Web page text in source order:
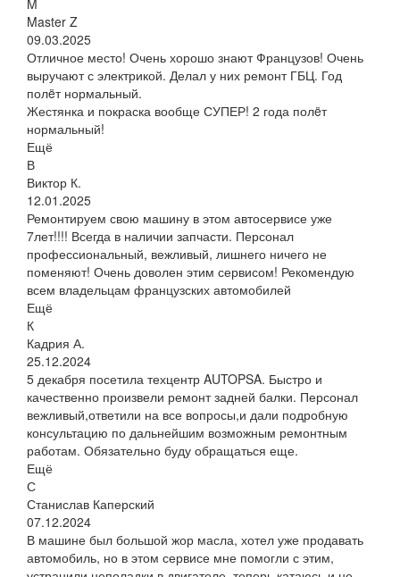
M
Master Z
09.03.2025
Отличное место! Очень хорошо знают Французов! Очень
выручают с электрикой. Делал у них ремонт ГБЦ. Год
полëт нормальный.
Жестянка и покраска вообще СУПЕР! 2 года полëт
нормальный!
Ещё
В
Виктор К.
12.01.2025
Ремонтируем свою машину в этом автосервисе уже
7лет!!!! Всегда в наличии запчасти. Персонал
профессиональный, вежливый, лишнего ничего не
поменяют! Очень доволен этим сервисом! Рекомендую
всем владельцам французских автомобилей
Ещё
К
Кадрия А.
25.12.2024
5 декабря посетила техцентр AUTOPSA. Быстро и
качественно произвели ремонт задней балки. Персонал
вежливый,ответили на все вопросы,и дали подробную
консультацию по дальнейшим возможным ремонтным
работам. Обязательно буду обращаться еще.
Ещё
С
Станислав Каперский
07.12.2024
В машине был большой жор масла, хотел уже продавать
автомобиль, но в этом сервисе мне помогли с этим,